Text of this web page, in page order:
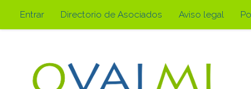
Saltar al contenido
Entrar Directorio de Asociados Aviso legal